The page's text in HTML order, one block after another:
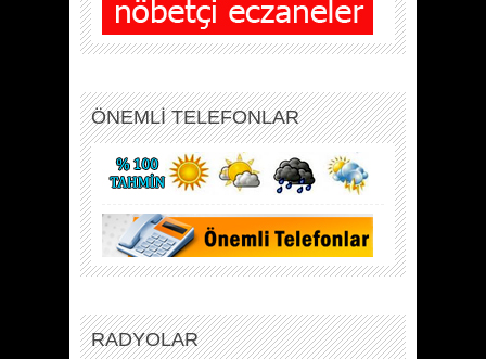
ÖNEMLİ TELEFONLAR
RADYOLAR